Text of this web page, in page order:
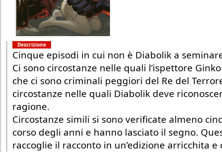
Descrizione
Cinque episodi in cui non è Diabolik a
Ci sono circostanze nelle quali l’ispettore
che ci sono criminali peggiori del Re del
circostanze nelle quali Diabolik deve
ragione.
Circostanze simili si sono verificate almeno
corso degli anni e hanno lasciato il segno.
raccoglie il racconto in un’edizione arricchita